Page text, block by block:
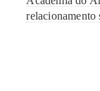
relacionamento